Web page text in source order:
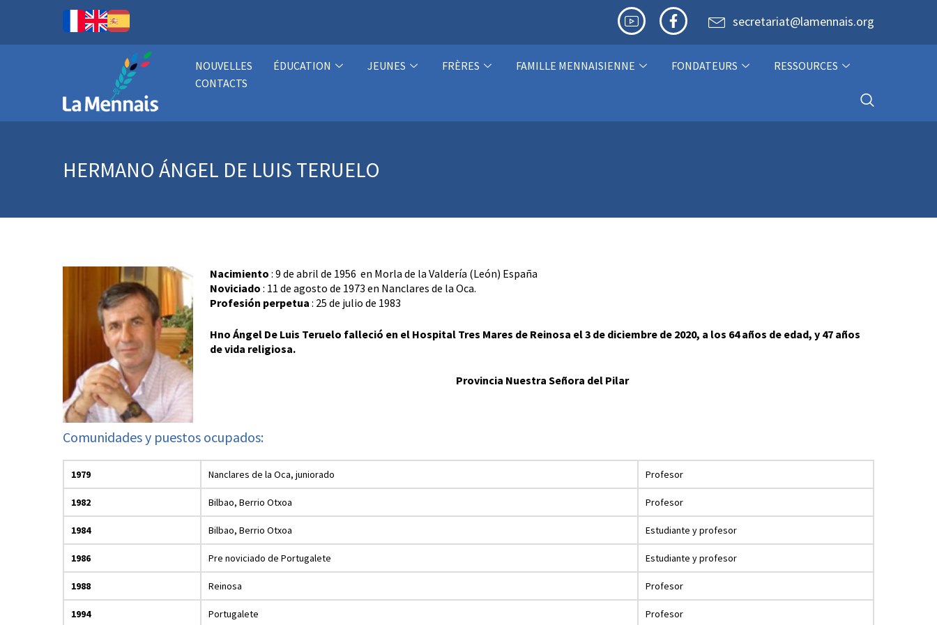
secretariat@lamennais.org
NOUVELLES ÉDUCATION JEUNES FRÈRES FAMILLE MENNAISIENNE FONDATEURS
RESSOURCES
CONTACTS
HERMANO ÁNGEL DE LUIS TERUELO
Nacimiento : 9 de abril de 1956 en Morla de la Valdería (León) España
Noviciado : 11 de agosto de 1973 en Nanclares de la Oca.
Profesión perpetua : 25 de julio de 1983
Hno Ángel De Luis Teruelo falleció en el Hospital Tres Mares de Reinosa el 3 de diciembre de 2020, a los 64 años de edad, y 47 años
de vida religiosa.
Provincia Nuestra Señora del Pilar
Comunidades y puestos ocupados:
1979 Nanclares de la Oca, juniorado Profesor
1982 Bilbao, Berrio Otxoa Profesor
1984 Bilbao, Berrio Otxoa Estudiante y profesor
1986 Pre noviciado de Portugalete Estudiante y profesor
1988 Reinosa Profesor
1994 Portugalete Profesor